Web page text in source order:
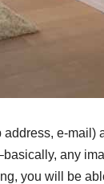
e-mail)
any
you will be